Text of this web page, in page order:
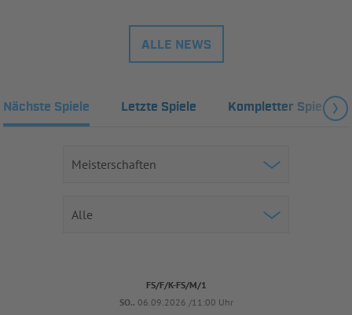
ALLE NEWS
Nächste Spiele Letzte Spiele Kompletter Spielplan
FS/F/K-FS/M/1
SO.. 06.09.2026 /11:00 Uhr